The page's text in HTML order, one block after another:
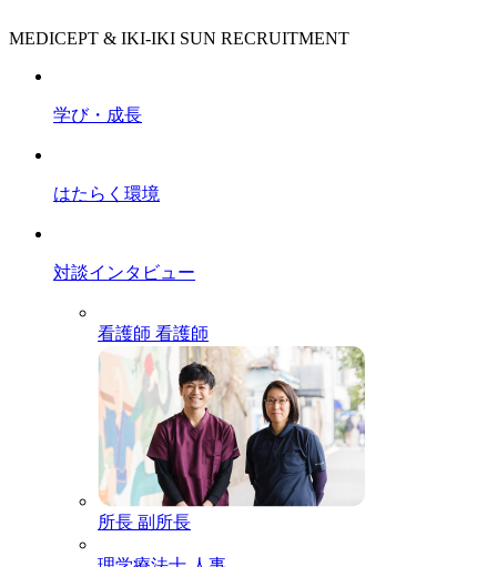
MEDICEPT & IKI-IKI SUN RECRUITMENT
学び・成長
はたらく環境
対談インタビュー
看護師 看護師
所長 副所長